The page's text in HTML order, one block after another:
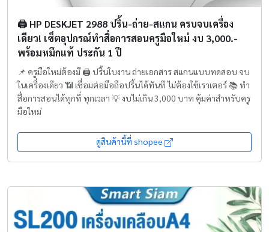
🖨️ HP DESKJET 2988 ปริ้น-ถ่าย-สแกน ครบจบเครื่อง
เดียว! เซ็ตอุปกรณ์ทำสื่อการสอนครูมือใหม่ งบ 3,000.-
พร้อมหมึกแท้ ประกัน 1 ปี
📌 ครูมือใหม่ต้องมี 🖨️ ปริ้นใบงาน ถ่ายเอกสาร สแกนแบบทดสอบ จบ
ในเครื่องเดียว 📶 เชื่อมต่อมือถือปริ้นได้ทันที ไม่ต้องใช้เราเตอร์ 📚 ทำ
สื่อการสอนได้ทุกที่ ทุกเวลา 💡 งบไม่เกิน 3,000 บาท คุ้มค่าสำหรับครู
มือใหม่
ดูสินค้านี้ที่ shopee